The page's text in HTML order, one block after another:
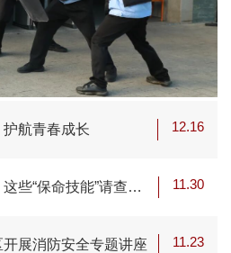
航青春成长 12.16
些“保命技能”请查
11.30
展消防安全专题讲座 11.23